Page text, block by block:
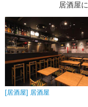
居酒屋
[居酒屋] 居酒屋